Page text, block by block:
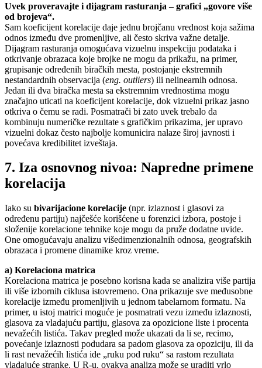
Uvek proveravajte i dijagram rasturanja – grafici „govore više
od brojeva“.
Sam koeficijent korelacije daje jednu brojčanu vrednost koja sažima
odnos između dve promenljive, ali često skriva važne detalje.
Dijagram rasturanja omogućava vizuelnu inspekciju podataka i
otkrivanje obrazaca koje brojke ne mogu da prikažu, na primer,
grupisanje određenih biračkih mesta, postojanje ekstremnih
nestandardnih observacija (eng. outliers) ili nelinearnih odnosa.
Jedan ili dva biračka mesta sa ekstremnim vrednostima mogu
značajno uticati na koeficijent korelacije, dok vizuelni prikaz jasno
otkriva o čemu se radi. Posmatrači bi zato uvek trebalo da
kombinuju numeričke rezultate s grafičkim prikazima, jer upravo
vizuelni dokaz često najbolje komunicira nalaze široj javnosti i
povećava kredibilitet izveštaja.
7. Iza osnovnog nivoa: Napredne primene
korelacija
Iako su bivarijacione korelacije (npr. izlaznost i glasovi za
određenu partiju) najčešće korišćene u forenzici izbora, postoje i
složenije korelacione tehnike koje mogu da pruže dodatne uvide.
One omogućavaju analizu višedimenzionalnih odnosa, geografskih
obrazaca i promene dinamike kroz vreme.
a) Korelaciona matrica
Korelaciona matrica je posebno korisna kada se analizira više partija
ili više izbornih ciklusa istovremeno. Ona prikazuje sve međusobne
korelacije između promenljivih u jednom tabelarnom formatu. Na
primer, u istoj matrici moguće je posmatrati vezu između izlaznosti,
glasova za vladajuću partiju, glasova za opozicione liste i procenta
nevažećih listića. Takav pregled može ukazati da li se, recimo,
povećanje izlaznosti podudara sa padom glasova za opoziciju, ili da
li rast nevažećih listića ide „ruku pod ruku“ sa rastom rezultata
vladajuće stranke. U R-u, ovakva analiza može se uraditi vrlo